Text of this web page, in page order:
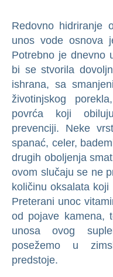
Redovno hidriranje
unos vode osnova
Potrebno je dnevno
bi se stvorila
ishrana, sa
životinjskog
povrća koji
prevenciji. Neke
spanać, celer,
drugih oboljenja
ovom slučaju se ne
količinu oksalata
Preterani unoc
od pojave kamena,
unosa ovog
posežemo u
predstoje.